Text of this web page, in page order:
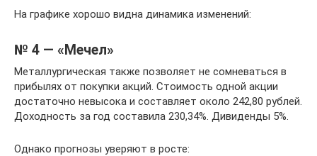
На графике хорошо видна динамика изменений:
№ 4 — «Мечел»
Металлургическая также позволяет не сомневаться в
прибылях от покупки акций. Стоимость одной акции
достаточно невысока и составляет около 242,80 рублей.
Доходность за год составила 230,34%. Дивиденды 5%.
Однако прогнозы уверяют в росте: